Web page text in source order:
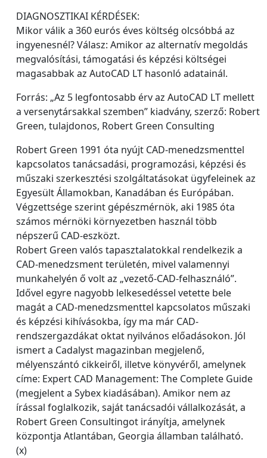
DIAGNOSZTIKAI KÉRDÉSEK:
Mikor válik a 360 eurós éves költség olcsóbbá az
ingyenesnél? Válasz: Amikor az alternatív megoldás
megvalósítási, támogatási és képzési költségei
magasabbak az AutoCAD LT hasonló adatainál.
Forrás: „Az 5 legfontosabb érv az AutoCAD LT mellett
a versenytársakkal szemben” kiadvány, szerző: Robert
Green, tulajdonos, Robert Green Consulting
Robert Green 1991 óta nyújt CAD-menedzsmenttel
kapcsolatos tanácsadási, programozási, képzési és
műszaki szerkesztési szolgáltatásokat ügyfeleinek az
Egyesült Államokban, Kanadában és Európában.
Végzettsége szerint gépészmérnök, aki 1985 óta
számos mérnöki környezetben használ több
népszerű CAD-eszközt.
Robert Green valós tapasztalatokkal rendelkezik a
CAD-menedzsment területén, mivel valamennyi
munkahelyén ő volt az „vezető-CAD-felhasználó”.
Idővel egyre nagyobb lelkesedéssel vetette bele
magát a CAD-menedzsmenttel kapcsolatos műszaki
és képzési kihívásokba, így ma már CAD-
rendszergazdákat oktat nyilvános előadásokon. Jól
ismert a Cadalyst magazinban megjelenő,
mélyenszántó cikkeiről, illetve könyvéről, amelynek
címe: Expert CAD Management: The Complete Guide
(megjelent a Sybex kiadásában). Amikor nem az
írással foglalkozik, saját tanácsadói vállalkozását, a
Robert Green Consultingot irányítja, amelynek
központja Atlantában, Georgia államban található.
(x)